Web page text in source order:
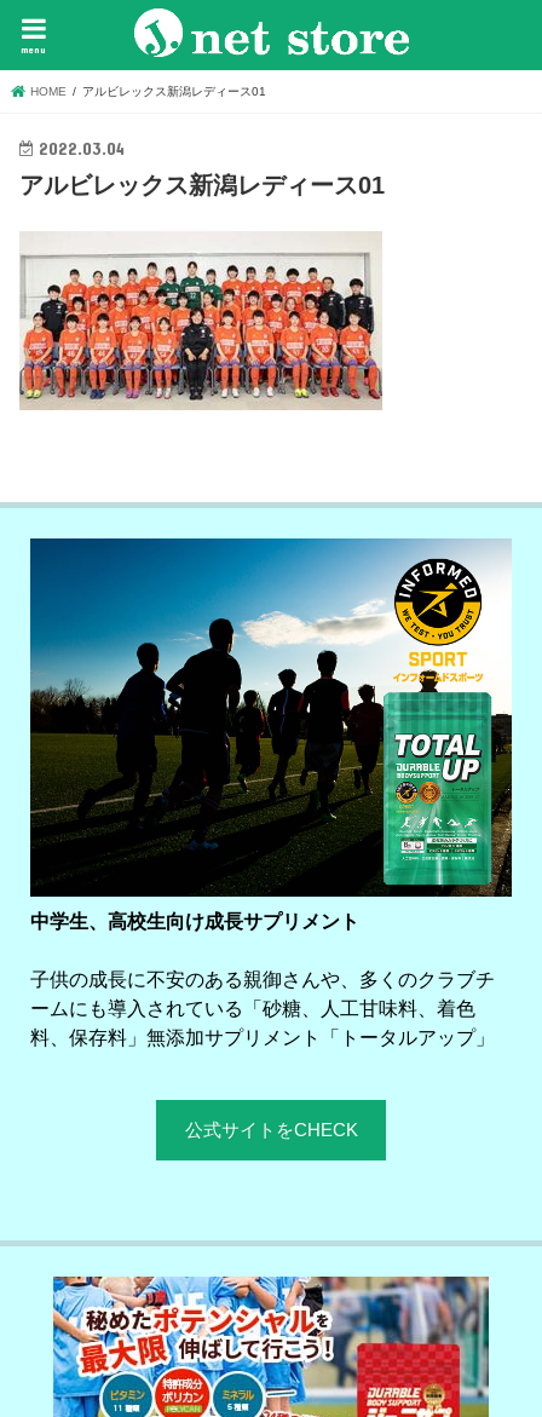
menu
HOME アルビレックス新潟レディース01
2022.03.04
アルビレックス新潟レディース01
中学生、高校生向け成長サプリメント
子供の成長に不安のある親御さんや、多くのクラブチ
ームにも導入されている「砂糖、人工甘味料、着色
料、保存料」無添加サプリメント「トータルアップ」
公式サイトをCHECK